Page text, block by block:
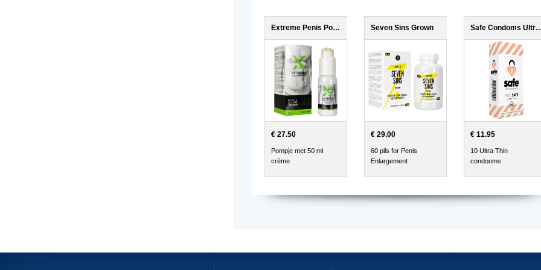
Extreme Penis Power Cream
€ 27.50
Pompje met 50 ml
crème
Seven Sins Grown
€ 29.00
60 pils for Penis
Enlargement
Safe Condoms
€ 11.95
10 Ultra Thin
condooms